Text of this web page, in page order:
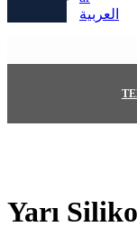
العربية
Yarı